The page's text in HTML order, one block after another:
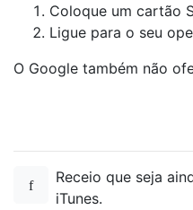
Coloque um cartão
Ligue para o seu
O Google também não
Receio que seja
iTunes.